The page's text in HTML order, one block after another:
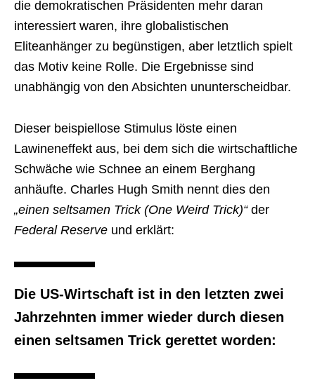
die demokratischen Präsidenten mehr daran
interessiert waren, ihre globalistischen
Eliteanhänger zu begünstigen, aber letztlich spielt
das Motiv keine Rolle. Die Ergebnisse sind
unabhängig von den Absichten ununterscheidbar.
Dieser beispiellose Stimulus löste einen
Lawineneffekt aus, bei dem sich die wirtschaftliche
Schwäche wie Schnee an einem Berghang
anhäufte. Charles Hugh Smith nennt dies den
„einen seltsamen Trick (One Weird Trick)“der
Federal Reserve und erklärt:
Die US-Wirtschaft ist in den letzten zwei
Jahrzehnten immer wieder durch diesen
einen seltsamen Trick gerettet worden: